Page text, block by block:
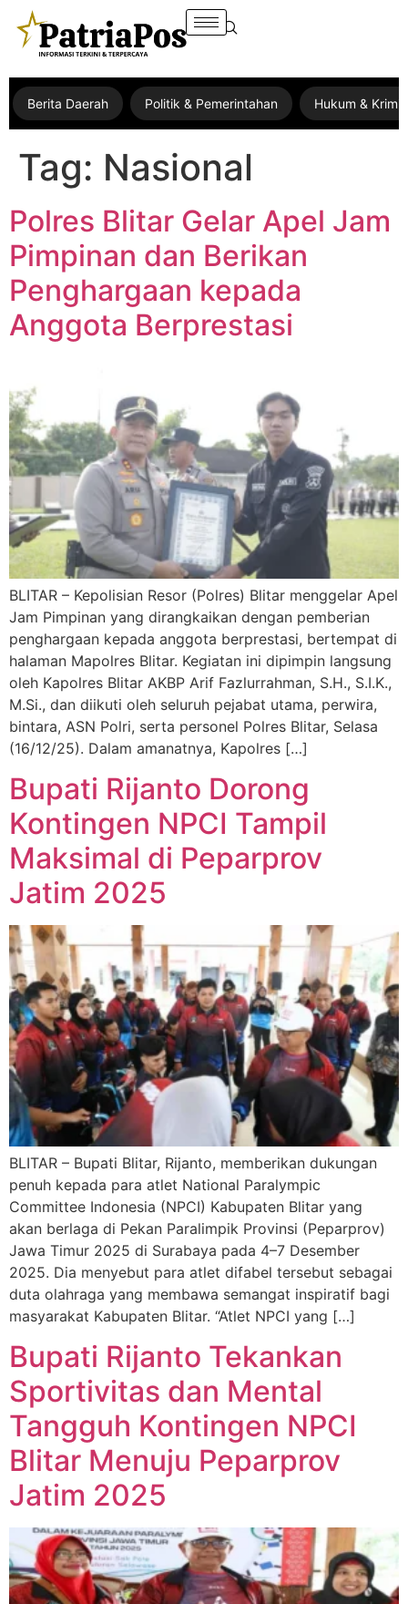
Berita Daerah Politik & Pemerintahan Hukum &
Tag: Nasional
Polres Blitar Gelar Apel Jam
Pimpinan dan Berikan
Penghargaan kepada
Anggota Berprestasi
BLITAR – Kepolisian Resor (Polres) Blitar menggelar Apel
Jam Pimpinan yang dirangkaikan dengan pemberian
penghargaan kepada anggota berprestasi, bertempat di
halaman Mapolres Blitar. Kegiatan ini dipimpin langsung
oleh Kapolres Blitar AKBP Arif Fazlurrahman, S.H., S.I.K.,
M.Si., dan diikuti oleh seluruh pejabat utama, perwira,
bintara, ASN Polri, serta personel Polres Blitar, Selasa
(16/12/25). Dalam amanatnya, Kapolres […]
Bupati Rijanto Dorong
Kontingen NPCI Tampil
Maksimal di Peparprov
Jatim 2025
BLITAR – Bupati Blitar, Rijanto, memberikan dukungan
penuh kepada para atlet National Paralympic
Committee Indonesia (NPCI) Kabupaten Blitar yang
akan berlaga di Pekan Paralimpik Provinsi (Peparprov)
Jawa Timur 2025 di Surabaya pada 4–7 Desember
2025. Dia menyebut para atlet difabel tersebut sebagai
duta olahraga yang membawa semangat inspiratif bagi
masyarakat Kabupaten Blitar. “Atlet NPCI yang […]
Bupati Rijanto Tekankan
Sportivitas dan Mental
Tangguh Kontingen NPCI
Blitar Menuju Peparprov
Jatim 2025